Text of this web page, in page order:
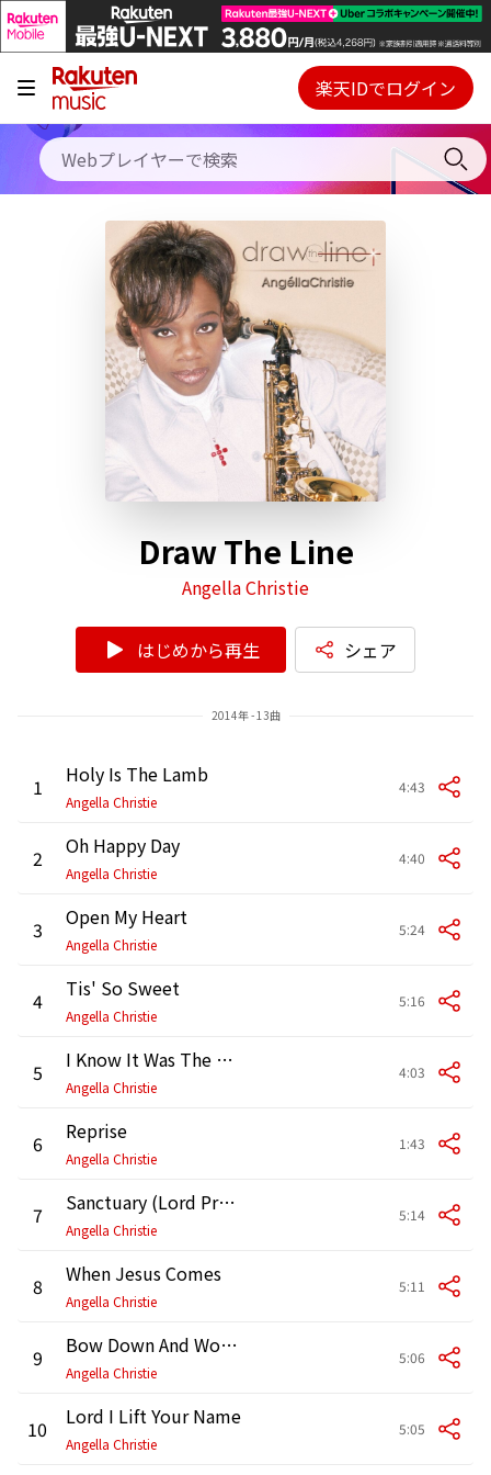
キャンペーン
料金プラン
使い方
初回30日間無料お試し
Webプレイヤー
ご契約内容の確認・変更
楽天IDでログイン
Draw The Line
Angella Christie
はじめから再生 シェア
2014年 - 13曲
1 Holy Is The Lamb
Angella Christie
4:43
2 Oh Happy Day
Angella Christie
4:40
3 Open My Heart
Angella Christie
5:24
4 Tis' So Sweet
Angella Christie
5:16
5 I Know It Was The Blood / Down At The Cross Medley
Angella Christie
4:03
6 Reprise
Angella Christie
1:43
7 Sanctuary (Lord Prepare Me)
Angella Christie
5:14
8 When Jesus Comes
Angella Christie
5:11
9 Bow Down And Worship Him
Angella Christie
5:06
10 Lord I Lift Your Name
Angella Christie
5:05